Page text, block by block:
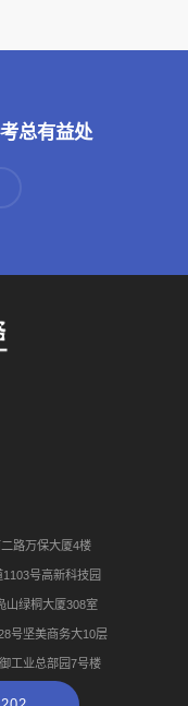
总有益处
路万保大厦4楼
号高新科技园
山绿桐大厦308室
号坚美商务大10层
工业总部园7号楼